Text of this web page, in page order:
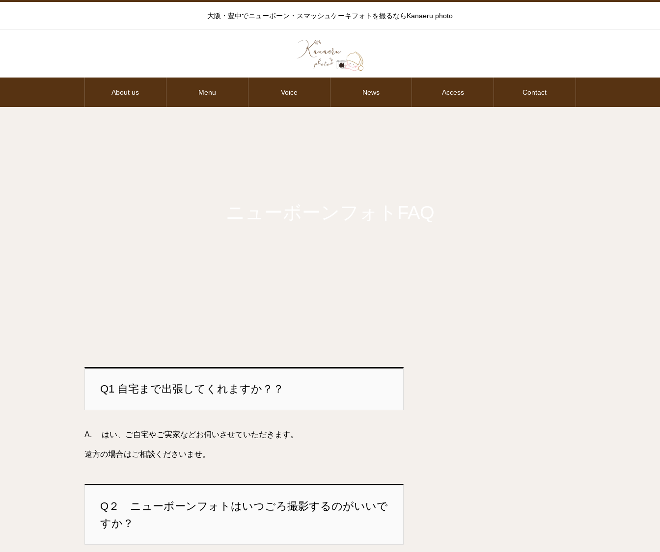
大阪・豊中でニューボーン・スマッシュケーキフォトを撮るならKanaeru photo
About us Menu Voice News Access Contact
Q1 自宅まで出張してくれますか？？
A. はい、ご自宅やご実家などお伺いさせていただきます。
遠方の場合はご相談くださいませ。
Q２ ニューボーンフォトはいつごろ撮影するのがいいで
すか？